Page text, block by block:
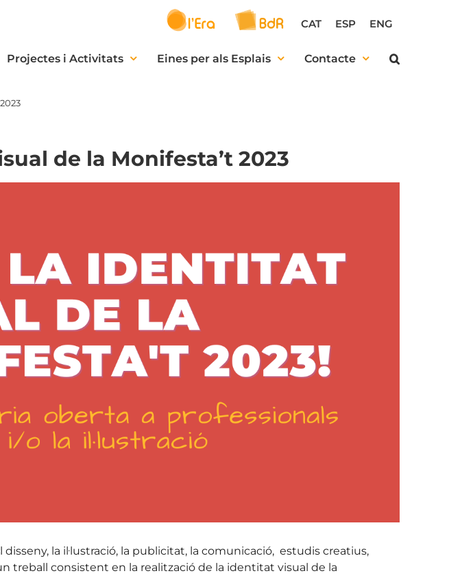
CAT ESP ENG
Projectes i Activitats Eines per als Esplais Contacte
de la Monifesta’t 2023
la il·lustració, la publicitat, la comunicació, estudis creatius,
treball consistent en la realització de la identitat visual de la